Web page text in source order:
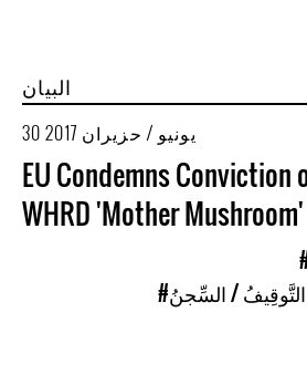
البيان
30 يونيو / حزيران 2017
EU Condemns Conviction
WHRD 'Mother Mushroom'
/ التَّوقِيفُ / السِّجنُ